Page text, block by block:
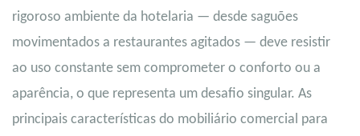
rigoroso ambiente da hotelaria — desde saguões
movimentados a restaurantes agitados — deve resistir
ao uso constante sem comprometer o conforto ou a
aparência, o que representa um desafio singular. As
principais características do mobiliário comercial para